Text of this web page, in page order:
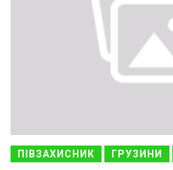
ПІВЗАХИСНИК ГРУЗИНИ